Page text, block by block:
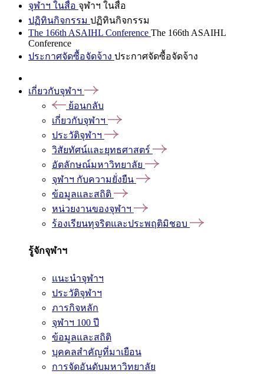
จุฬาฯ ในสื่อ จุฬาฯ ในสื่อ
ปฏิทินกิจกรรม ปฏิทินกิจกรรม
The 166th ASAIHL Conference The 166th ASAIHL
Conference
ประกาศจัดซื้อจัดจ้าง ประกาศจัดซื้อจัดจ้าง
เกี่ยวกับจุฬาฯ
ย้อนกลับ
เกี่ยวกับจุฬาฯ
ประวัติจุฬาฯ
วิสัยทัศน์และยุทธศาสตร์
อัตลักษณ์มหาวิทยาลัย
จุฬาฯ กับความยั่งยืน
ข้อมูลและสถิติ
หน่วยงานของจุฬาฯ
ร้องเรียนทุจริตและประพฤติมิชอบ
รู้จักจุฬาฯ
แนะนำจุฬาฯ
ประวัติจุฬาฯ
ภารกิจหลัก
จุฬาฯ 100 ปี
ข้อมูลและสถิติ
บุคคลสำคัญที่มาเยือน
การจัดอันดับมหาวิทยาลัย